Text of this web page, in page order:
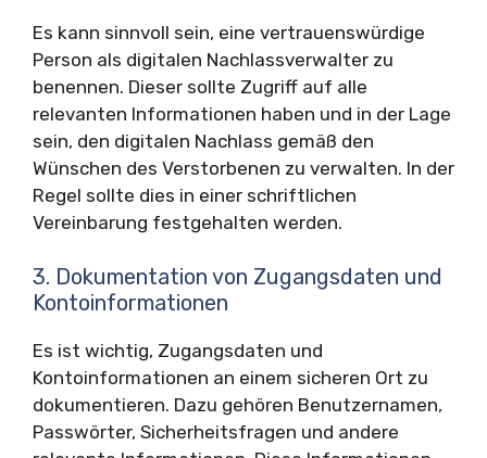
Es kann sinnvoll sein, eine vertrauenswürdige
Person als digitalen Nachlassverwalter zu
benennen. Dieser sollte Zugriff auf alle
relevanten Informationen haben und in der Lage
sein, den digitalen Nachlass gemäß den
Wünschen des Verstorbenen zu verwalten. In der
Regel sollte dies in einer schriftlichen
Vereinbarung festgehalten werden.
3. Dokumentation von Zugangsdaten und
Kontoinformationen
Es ist wichtig, Zugangsdaten und
Kontoinformationen an einem sicheren Ort zu
dokumentieren. Dazu gehören Benutzernamen,
Passwörter, Sicherheitsfragen und andere